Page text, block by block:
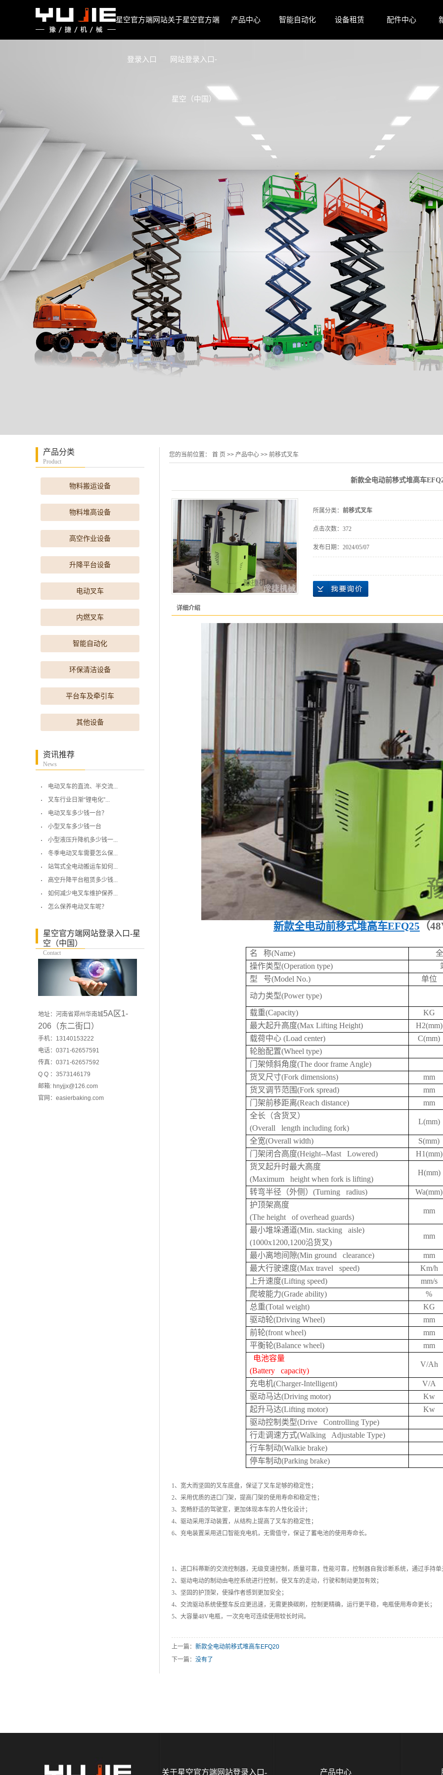
星空官方端网站
登录入口
关于星空官方端
网站登录入口-
星空（中国）
产品中心 智能自动化 设备租赁 配件中心
产品分类
Product
物料搬运设备
物料堆高设备
高空作业设备
升降平台设备
电动叉车
内燃叉车
智能自动化
环保清洁设备
平台车及牵引车
其他设备
资讯推荐
News
电动叉车的直流、半交流...
叉车行业日渐“锂电化”...
电动叉车多少钱一台？
小型叉车多少钱一台
小型液压升降机多少钱一...
冬季电动叉车需要怎么保...
站驾式全电动搬运车如何...
高空升降平台租赁多少钱...
如何减少电叉车维护保养...
怎么保养电动叉车呢？
星空官方端网站登录入口-星
空（中国）
Contact
地址：河南省郑州华南城5A区1-
206（东二街口）
手机：13140153222
电话：0371-62657591
传真：0371-62657592
Q Q ：3573146179
邮箱: hnyjjx@126.com
官网： easierbaking.com
您的当前位置： 首 页 >> 产品中心 >> 前移式叉车
新款全电动前移式堆高车
所属分类： 前移式叉车
点击次数： 372
发布日期： 2024/05/07
详细介绍
新款全电动前移式堆高车EFQ25 （
名 称(Name)
操作类型(Operation type)
型 号(Model No.)
单位
动力类型(Power type)
载重(Capacity)
KG
最大起升高度(Max Lifting Height)
H2(mm)
载荷中心 (Load center)
C(mm)
轮胎配置(Wheel type)
门架倾斜角度(The door frame Angle)
货叉尺寸(Fork dimensions)
mm
货叉调节范围(Fork spread)
mm
门架前移距离(Reach distance)
mm
全长（含货叉）
(Overall length including fork)
L(mm)
全宽(Overall width)
S(mm)
门架闭合高度(Height--Mast Lowered)
H1(mm)
货叉起升时最大高度
(Maximum height when fork is lifting)
H(mm)
转弯半径（外侧）(Turning radius)
Wa(mm)
护顶架高度
(The height of overhead guards)
mm
最小堆垛通道(Min. stacking aisle)
(1000x1200,1200沿货叉)
mm
最小离地间隙(Min ground clearance)
mm
最大行驶速度(Max travel speed)
Km/h
上升速度(Lifting speed)
mm/s
爬坡能力(Grade ability)
%
总重(Total weight)
KG
驱动轮(Driving Wheel)
mm
前轮(front wheel)
mm
平衡轮(Balance wheel)
mm
电池容量
(Battery capacity)
V/Ah
充电机(Charger-Intelligent)
V/A
驱动马达(Driving motor)
Kw
起升马达(Lifting motor)
Kw
驱动控制类型(Drive Controlling Type)
行走调速方式(Walking Adjustable Type)
行车制动(Walkie brake)
停车制动(Parking brake)
1、宽大而坚固的叉车底盘，保证了叉车足够的稳定性；
2、采用优质的进口门架，提高门架的使用寿命和稳定性；
3、宽畅舒适的驾驶室，更加体现本车的人性化设计；
4、驱动采用浮动装置，从结构上提高了叉车的稳定性；
6、充电装置采用进口智能充电机，无需值守，保证了蓄电池的使用寿命长。
1、进口科蒂斯的交流控制器，无级变速控制，质量可靠，性能可靠，控制器自我诊断系统，通过手持
2、驱动电动的制动由电控系统进行控制，使叉车的走动，行驶和制动更加有效；
3、坚固的护顶架，使操作者感到更加安全；
4、交流驱动系统使整车反应更迅速，无需更换碳刷，控制更精确，运行更平稳，电瓶使用寿命更长；
5、大容量48V电瓶，一次充电可连续使用较长时间。
上一篇： 新款全电动前移式堆高车EFQ20
下一篇： 没有了
关于星空官方端网站登录入口- 产品中心